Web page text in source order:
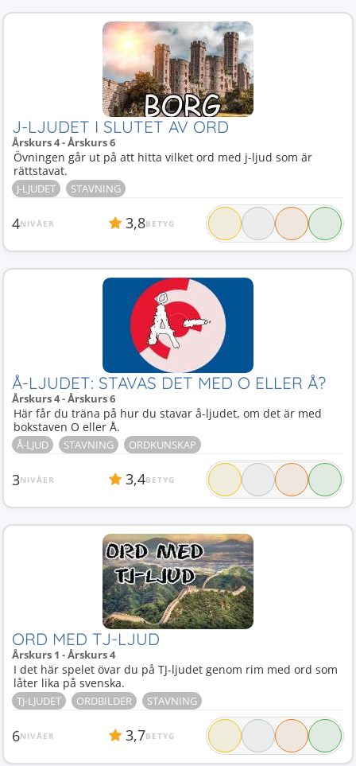
J-LJUDET I SLUTET AV ORD
Årskurs 4 - Årskurs 6
Övningen går ut på att hitta vilket ord med j-ljud som är
rättstavat.
J-LJUDET STAVNING
4NIVÅER 3,8BETYG
Å-LJUDET: STAVAS DET MED O ELLER Å?
Årskurs 4 - Årskurs 6
Här får du träna på hur du stavar å-ljudet, om det är med
bokstaven O eller Å.
Å-LJUD STAVNING ORDKUNSKAP
3NIVÅER 3,4BETYG
ORD MED TJ-LJUD
Årskurs 1 - Årskurs 4
I det här spelet övar du på TJ-ljudet genom rim med ord som
låter lika på svenska.
TJ-LJUDET ORDBILDER STAVNING
6NIVÅER 3,7BETYG